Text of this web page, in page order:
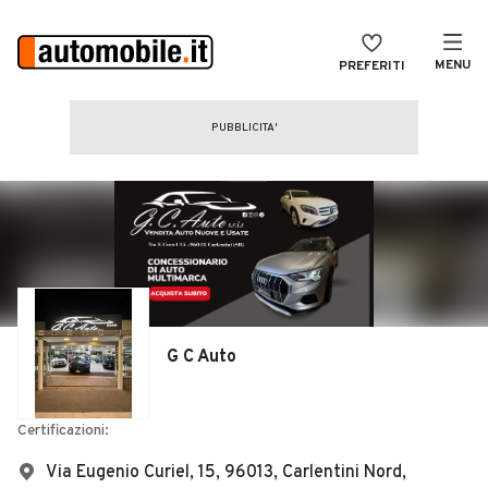
PREFERITI MENU
CERCA
Auto usate
Auto Km 0
Auto Nuove
Noleggio a lungo termine
Auto d'epoca
Moto
MAGAZINE
G C Auto
Certificazioni:
Via Eugenio Curiel, 15, 96013, Carlentini Nord,